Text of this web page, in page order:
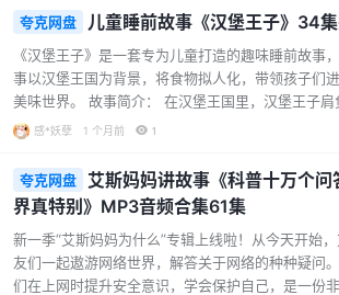
温暖的家庭港湾开始，逐步深入探讨爱与界限的平衡
不教的教育艺术、内在冰山的改变，以及如何有效
孩子、让孩子热爱学习等关键议题。每一讲都配有
的方法和案例，帮助家长从根源上理解孩子的行为
理需求。 课程核心特色： 系统化工具包：包含21天
养成表、100句赋能话术、3套情绪管理游戏，即学即
示…...
夸克网盘 儿童睡前故事《汉堡王子》34
《汉堡王子》是一套专为儿童打造的趣味睡前故事
事以汉堡王国为背景，将食物拟人化，带领孩子们
美味世界。 故事简介： 在汉堡王国里，汉堡王子肩
好朋友可乐则在一旁守护。故事从“汉堡国王有贵宾”
集都是一个独立的小故事，情节生动有趣，充满童
普融入故事：故事不仅有趣，还巧妙融入了健康饮
什么不健康”、“红肉白肉是一家”等情节，让孩子在
化地了解食物营养与均衡饮食的重要性。 角色丰富
子、可…...
感*妖孽 1 个月前 1
夸克网盘
艾斯妈妈讲故事《科普十万个
界真特别》MP3音频合集61集
新一季“艾斯妈妈为什么”专辑上线啦！从今天开始
友们一起遨游网络世界，解答关于网络的种种疑问
们在上网时提升安全意识，学会保护自己，是一份